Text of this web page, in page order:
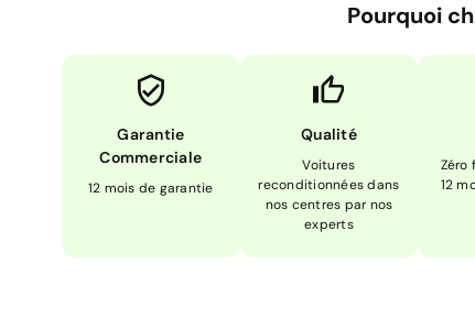
Pourquoi
Garantie
Commerciale
12 mois de garantie
Qualité
Voitures
reconditionnées dans
nos centres par nos
experts
Zéro
12